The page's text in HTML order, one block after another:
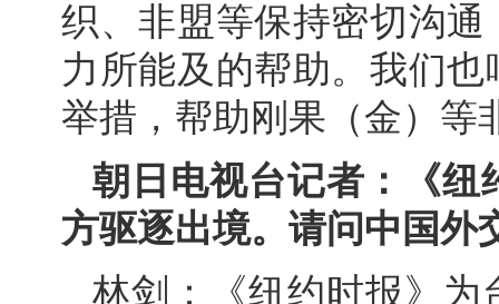
织、非盟等保持密切沟
力所能及的帮助。我们
举措，帮助刚果（金）等
朝日电视台记者：《纽
方驱逐出境。请问中国外
林剑：《纽约时报》为